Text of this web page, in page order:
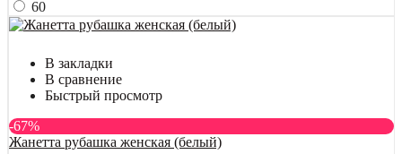
60
В закладки
В сравнение
Быстрый просмотр
-67%
Жанетта рубашка женская (белый)